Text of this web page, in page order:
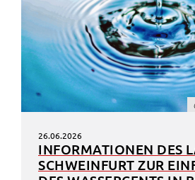
26.06.2026
INFOR­MA­TIO­NEN DES
SCHWEIN­FURT ZUR